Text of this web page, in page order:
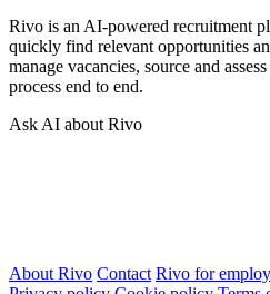
Rivo is an AI-powered recruitment
quickly find relevant opportunities
manage vacancies, source and
process end to end.
Ask AI about Rivo
About Rivo Contact Rivo for